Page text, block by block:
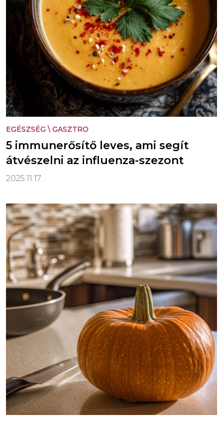
EGÉSZSÉG \ GASZTRO
5 immunerősítő leves, ami segít
átvészelni az influenza-szezont
2025.11.17.